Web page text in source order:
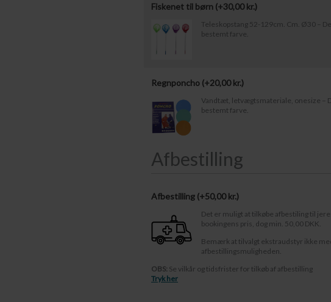
Fiskenet til børn (+30,00kr.)
Teleskopstang 52-129cm. Cm. Ø30 –
bestemt farve.
Regnponcho (+20,00kr.)
Vandtæt, letvægtsmateriale, onesize –
bestemt farve.
Afbestilling
Afbestilling ( 50,00 kr.)
Det er muligt at tilkøbe afbestiling til
bookingens pris, dog min. 50,00 DKK.
Bemærk at tilvalgt ekstraudstyr ikke
afbestillingsmuligheden.
OBS: Se vilkår og tidsfrister for tilkøb af afbestilling
Tryk her